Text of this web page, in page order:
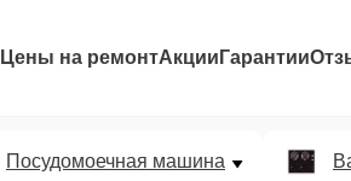
Цены на ремонтАкции Гарантии
Посудомоечная машина